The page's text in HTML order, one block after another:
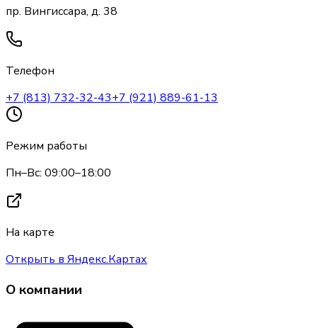
пр. Вингиссара, д. 38
Телефон
+7 (813) 732-32-43+7 (921) 889-61-13
Режим работы
Пн–Вс: 09:00–18:00
На карте
Открыть в Яндекс.Картах
О компании